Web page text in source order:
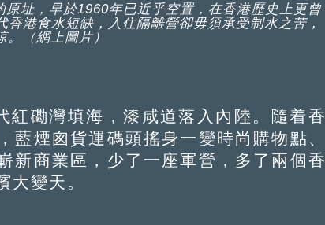
址，早於1960年已近乎空置，在香港歷史上更曾
港食水短缺，入住隔離營卻毋須承受制水之苦，
。（網上圖片）
磡灣填海，漆咸道落入內陸。隨着香
藍煙囪貨運碼頭搖身一變時尚購物點、
新商業區，少了一座軍營，多了兩個香
大變天。